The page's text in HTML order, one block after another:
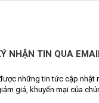
NHẬN TIN QUA
những tin tức cập nhật
giá, khuyến mại của